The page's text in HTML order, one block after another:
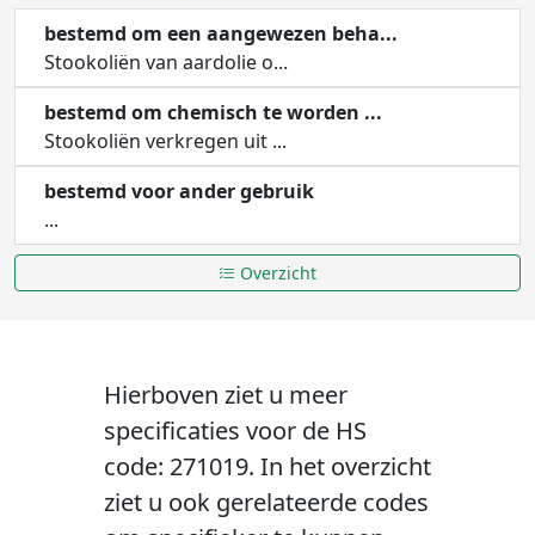
bestemd om een aangewezen beha...
Stookoliën van aardolie o...
bestemd om chemisch te worden ...
Stookoliën verkregen uit ...
bestemd voor ander gebruik
...
Overzicht
Hierboven ziet u meer
specificaties voor de HS
code: 271019. In het overzicht
ziet u ook gerelateerde codes